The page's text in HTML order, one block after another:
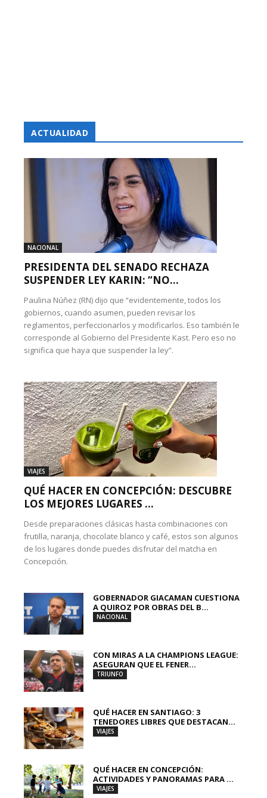
ACTUALIDAD
NACIONAL
PRESIDENTA DEL SENADO RECHAZA
SUSPENDER LEY KARIN: “NO...
Paulina Núñez (RN) dijo que “evidentemente, todos los
gobiernos, cuando asumen, pueden revisar los
reglamentos, perfeccionarlos y modificarlos. Eso también le
corresponde al Gobierno del Presidente Kast. Pero eso no
significa que haya que suspender la ley”.
VIAJES
QUÉ HACER EN CONCEPCIÓN: DESCUBRE
LOS MEJORES LUGARES ...
Desde preparaciones clásicas hasta combinaciones con
frutilla, naranja, chocolate blanco y café, estos son algunos
de los lugares donde puedes disfrutar del matcha en
Concepción.
GOBERNADOR GIACAMAN CUESTIONA
A QUIROZ POR OBRAS DEL B...
NACIONAL
CON MIRAS A LA CHAMPIONS LEAGUE:
ASEGURAN QUE EL FENER...
TRIUNFO
QUÉ HACER EN SANTIAGO: 3
TENEDORES LIBRES QUE DESTACAN...
VIAJES
QUÉ HACER EN CONCEPCIÓN:
ACTIVIDADES Y PANORAMAS PARA ...
VIAJES